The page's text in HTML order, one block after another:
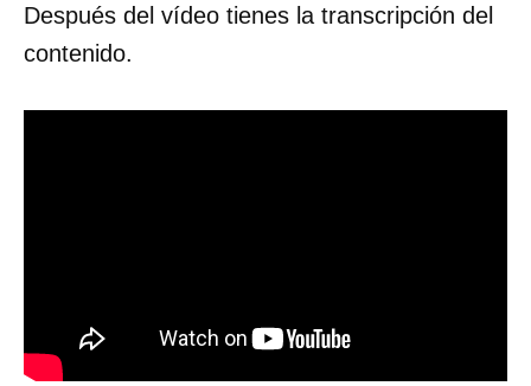
Después del vídeo tienes la transcripción del
contenido.